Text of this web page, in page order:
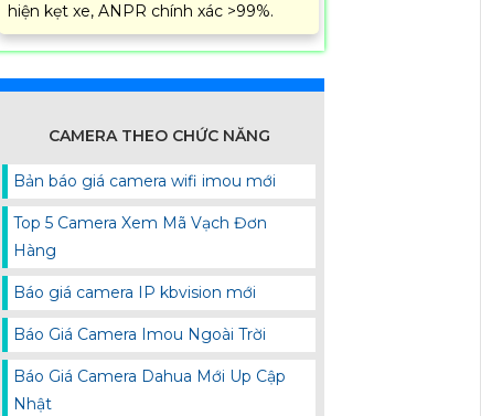
hiện kẹt xe, ANPR chính xác >99%.
CAMERA THEO CHỨC NĂNG
Bản báo giá camera wifi imou mới
Top 5 Camera Xem Mã Vạch Đơn
Hàng
Báo giá camera IP kbvision mới
Báo Giá Camera Imou Ngoài Trời
Báo Giá Camera Dahua Mới Up Cập
Nhật